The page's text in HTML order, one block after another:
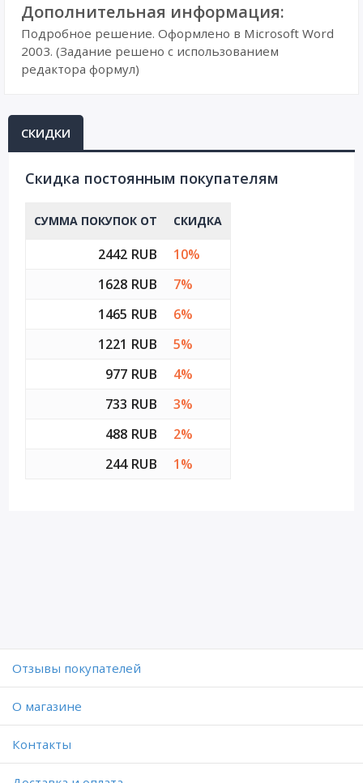
Дополнительная информация:
Подробное решение. Оформлено в Microsoft Word
2003. (Задание решено с использованием
редактора формул)
СКИДКИ
Cкидка постоянным покупателям
СУММА ПОКУПОК ОТ СКИДКА
2442 RUB
10%
1628 RUB
7%
1465 RUB
6%
1221 RUB
5%
977 RUB
4%
733 RUB
3%
488 RUB
2%
244 RUB
1%
Отзывы покупателей
O магазине
Контакты